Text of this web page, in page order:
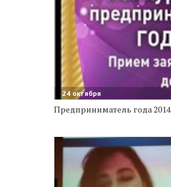
24 октября
Предприниматель года 2014